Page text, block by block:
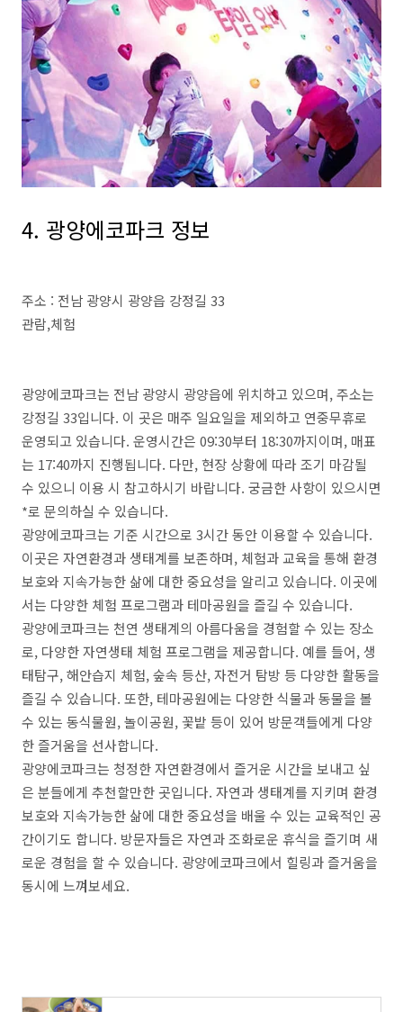
4. 광양에코파크 정보
주소 : 전남 광양시 광양읍 강정길 33
관람,체험
광양에코파크는 전남 광양시 광양읍에 위치하고 있으며, 주소는
강정길 33입니다. 이 곳은 매주 일요일을 제외하고 연중무휴로
운영되고 있습니다. 운영시간은 09:30부터 18:30까지이며, 매표
는 17:40까지 진행됩니다. 다만, 현장 상황에 따라 조기 마감될
수 있으니 이용 시 참고하시기 바랍니다. 궁금한 사항이 있으시면
*로 문의하실 수 있습니다.
광양에코파크는 기준 시간으로 3시간 동안 이용할 수 있습니다.
이곳은 자연환경과 생태계를 보존하며, 체험과 교육을 통해 환경
보호와 지속가능한 삶에 대한 중요성을 알리고 있습니다. 이곳에
서는 다양한 체험 프로그램과 테마공원을 즐길 수 있습니다.
광양에코파크는 천연 생태계의 아름다움을 경험할 수 있는 장소
로, 다양한 자연생태 체험 프로그램을 제공합니다. 예를 들어, 생
태탐구, 해안습지 체험, 숲속 등산, 자전거 탐방 등 다양한 활동을
즐길 수 있습니다. 또한, 테마공원에는 다양한 식물과 동물을 볼
수 있는 동식물원, 놀이공원, 꽃밭 등이 있어 방문객들에게 다양
한 즐거움을 선사합니다.
광양에코파크는 청정한 자연환경에서 즐거운 시간을 보내고 싶
은 분들에게 추천할만한 곳입니다. 자연과 생태계를 지키며 환경
보호와 지속가능한 삶에 대한 중요성을 배울 수 있는 교육적인 공
간이기도 합니다. 방문자들은 자연과 조화로운 휴식을 즐기며 새
로운 경험을 할 수 있습니다. 광양에코파크에서 힐링과 즐거움을
동시에 느껴보세요.